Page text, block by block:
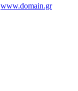
www.domain.gr